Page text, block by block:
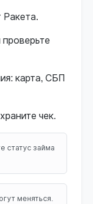
Ракета.
карта, СБП
чек.
статус займа
меняться.